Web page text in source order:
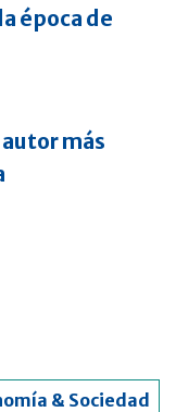
época de
más
& Sociedad